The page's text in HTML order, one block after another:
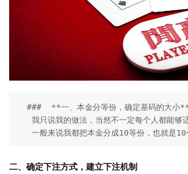
###  **一、本金分等份，确定基码的大小
我只说我的做法，当然不一定每个人都能够
一般来说我都把本金分成10等份，也就是10
二、确定下注方式，建立下注机制